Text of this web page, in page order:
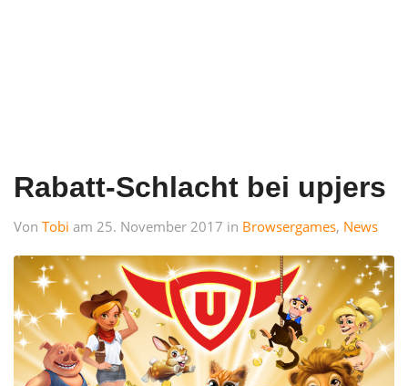
Rabatt-Schlacht bei upjers
Von Tobi am 25. November 2017 in Browsergames, News